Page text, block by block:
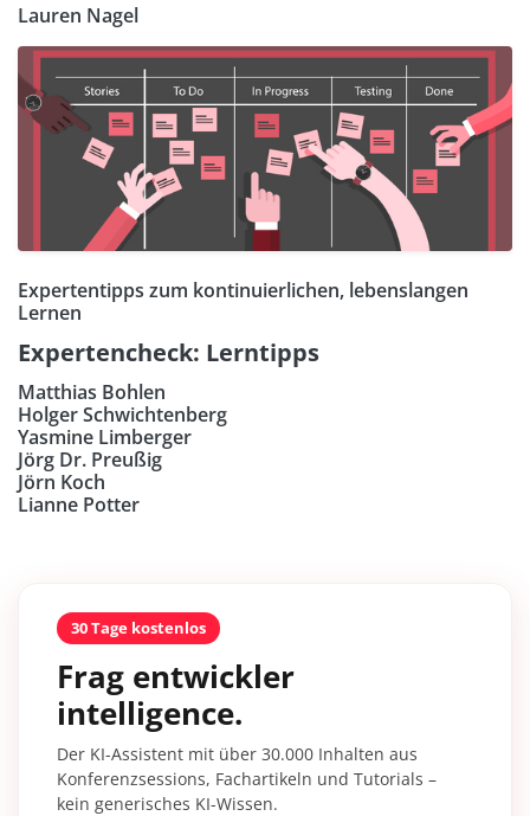
Lauren Nagel
Expertentipps zum kontinuierlichen, lebenslangen
Lernen
Expertencheck: Lerntipps
Matthias Bohlen
Holger Schwichtenberg
Yasmine Limberger
Jörg Dr. Preußig
Jörn Koch
Lianne Potter
30 Tage kostenlos
Frag entwickler
intelligence.
Der KI-Assistent mit über 30.000 Inhalten aus
Konferenzsessions, Fachartikeln und Tutorials –
kein generisches KI-Wissen.